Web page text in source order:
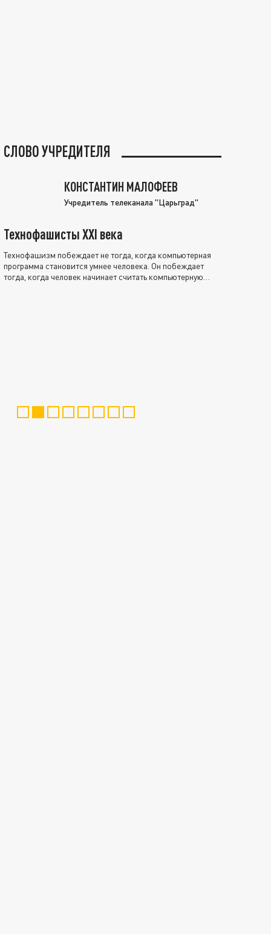
СЛОВО УЧРЕДИТЕЛЯ
КОНСТАНТИН МАЛОФЕЕВ
Учредитель телеканала "Царьград"
Технофашисты XXI века
Технофашизм побеждает не тогда, когда компьютерная
программа становится умнее человека. Он побеждает
тогда, когда человек начинает считать компьютерную